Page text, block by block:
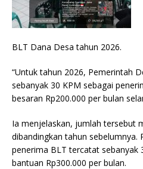
BLT Dana Desa tahun 2026.
“Untuk tahun 2026, Pemerintah
sebanyak 30 KPM sebagai
besaran Rp200.000 per bulan
Ia menjelaskan, jumlah tersebut
dibandingkan tahun sebelumnya.
penerima BLT tercatat sebanyak
bantuan Rp300.000 per bulan.